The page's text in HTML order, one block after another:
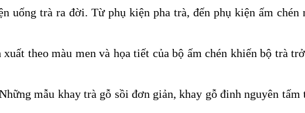
uống trà ra đời. Từ phụ kiện pha trà, đến phụ kiện ấm chén
theo màu men và họa tiết của bộ ấm chén khiến bộ trà
mẫu khay trà gỗ sồi đơn giản, khay gỗ đinh nguyên tấm